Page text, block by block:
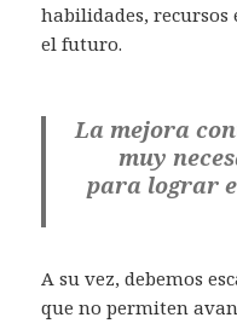
habilidades, recursos
el futuro.
La mejora
muy
para lograr
A su vez, debemos
que no permiten